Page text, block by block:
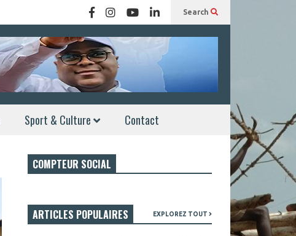
Search
Sport & Culture Contact
COMPTEUR SOCIAL
ARTICLES POPULAIRES EXPLOREZ TOUT